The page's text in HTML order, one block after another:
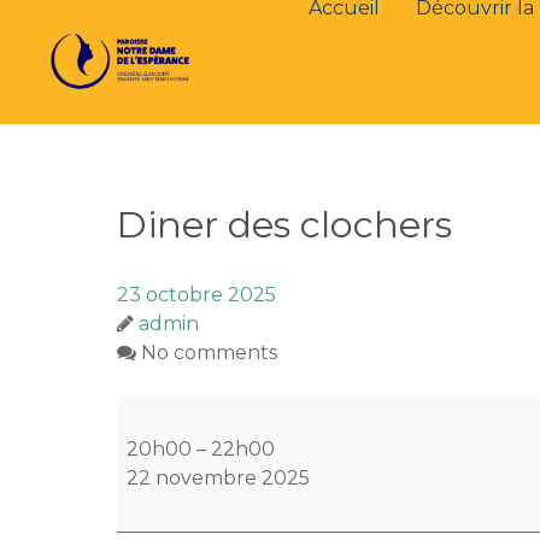
Accueil Découvrir la
Diner des clochers
23 octobre 2025
admin
No comments
des
clochers
20h00 – 22h00
22 novembre 2025